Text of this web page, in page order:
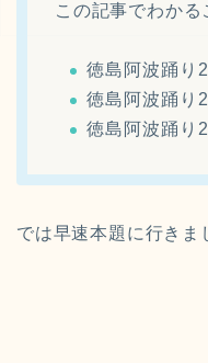
この記事でわかる
徳島阿波踊り
徳島阿波踊り
徳島阿波踊り
では早速本題に行きま